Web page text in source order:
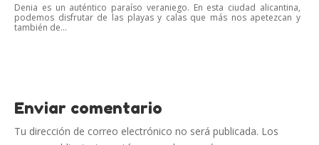
Denia es un auténtico paraíso veraniego. En esta ciudad alicantina,
podemos disfrutar de las playas y calas que más nos apetezcan y
también de...
Enviar comentario
Tu dirección de correo electrónico no será publicada. Los